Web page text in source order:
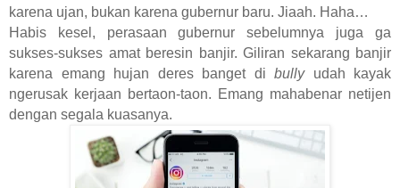
karena ujan, bukan karena gubernur baru. Jiaah. Haha…
Habis kesel, perasaan gubernur sebelumnya juga ga
sukses-sukses amat beresin banjir. Giliran sekarang banjir
karena emang hujan deres banget di bullyudah kayak
ngerusak kerjaan bertaon-taon. Emang mahabenar netijen
dengan segala kuasanya.